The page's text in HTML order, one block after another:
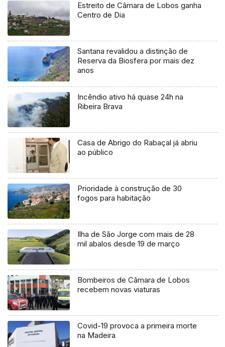
Estreito de Câmara de Lobos ganha
Centro de Dia
Santana revalidou a distinção de
Reserva da Biosfera por mais dez
anos
Incêndio ativo há quase 24h na
Ribeira Brava
Casa de Abrigo do Rabaçal já abriu
ao público
Prioridade à construção de 30
fogos para habitação
Ilha de São Jorge com mais de 28
mil abalos desde 19 de março
Bombeiros de Câmara de Lobos
recebem novas viaturas
Covid-19 provoca a primeira morte
na Madeira